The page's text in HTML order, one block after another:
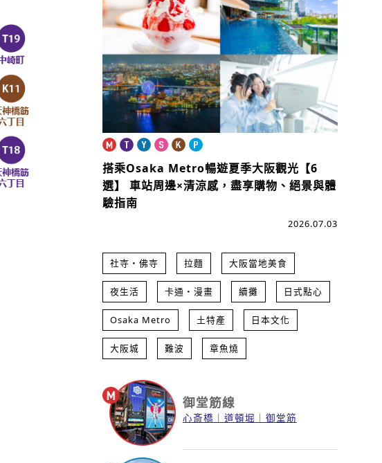
搭乘Osaka Metro暢遊夏季大阪觀光【6
選】
車站周邊×清涼感，盡享購物、絕景與體
驗指南
2026.07.03
社寺・佛寺 拉麵 大阪當地美食
夜生活 卡通・漫畫 續攤 日式點心
Osaka Metro 土特產 日本文化
大阪城 難波 章魚燒
御堂筋線
心斎橋 道頓堀 御堂筋